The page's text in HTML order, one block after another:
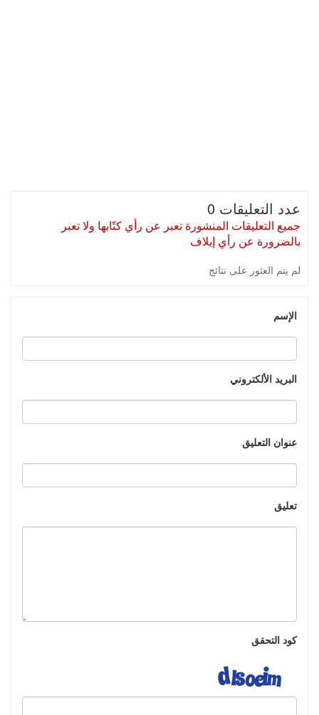
عدد التعليقات 0
جميع التعليقات المنشورة تعبر عن رأي كتّابها ولا تعبر
بالضرورة عن رأي إيلاف
لم يتم العثور على نتائج
الإسم
البريد الألكتروني
عنوان التعليق
تعليق
كود التحقق